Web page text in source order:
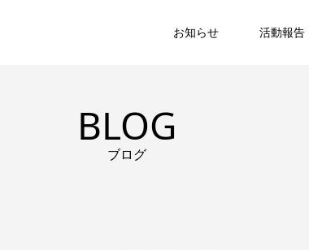
お知らせ 活動報告
BLOG
ブログ